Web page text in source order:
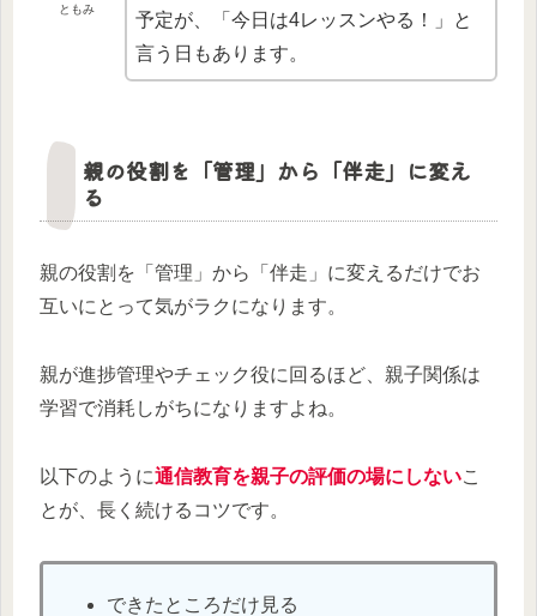
ともみ
予定が、「今日は4レッスンやる！」と
言う日もあります。
親の役割を「管理」から「伴走」に変え
る
親の役割を「管理」から「伴走」に変えるだけでお
互いにとって気がラクになります。
親が進捗管理やチェック役に回るほど、親子関係は
学習で消耗しがちになりますよね。
以下のように通信教育を親子の評価の場にしないこ
とが、長く続けるコツです。
できたところだけ見る